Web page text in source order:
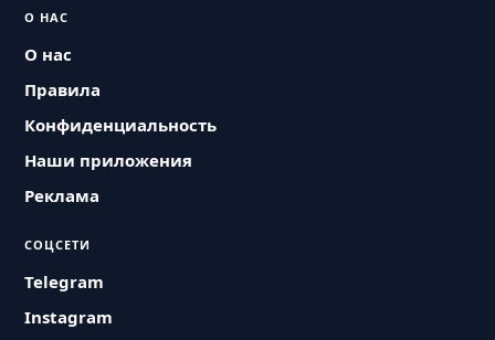
О НАС
О нас
Правила
Конфиденциальность
Наши приложения
Реклама
СОЦСЕТИ
Telegram
Instagram